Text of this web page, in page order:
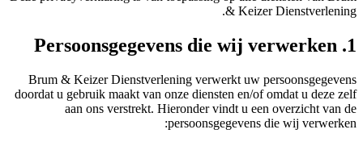
& Keizer Dienstverlening.
1. Persoonsgegevens die wij verwerken
Brum & Keizer Dienstverlening verwerkt uw persoonsgegevens
doordat u gebruik maakt van onze diensten en/of omdat u deze zelf
aan ons verstrekt. Hieronder vindt u een overzicht van de
persoonsgegevens die wij verwerken: